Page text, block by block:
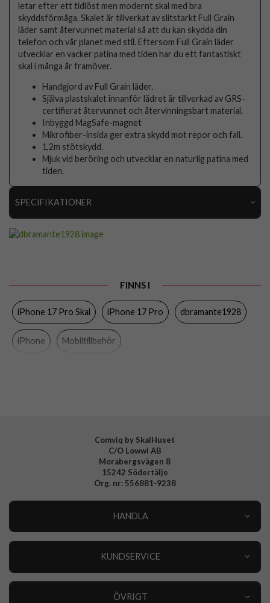
letar efter ett tidlöst men modernt skal med bra
skyddsförmåga. Skalet är tillverkat av slitstarkt Full Grain
läder samt återvunnet material så att du kan skydda din
telefon och vår planet med stil. Eftersom Full Grain läder
utvecklar en vacker patina med tiden har du ett fantastiskt
skal i många år framöver.
Handgjord av Full Grain läder.
Själva plastskalet innanför lädret är tillverkad av GRS-
certifierat återvunnet och återvinningsbart material.
Inbyggd MagSafe-magnet
Mikrofiber-insida ger extra skydd mot repor och fall.
1,2m stötskydd.
Mjuk vid beröring och utvecklar en naturlig patina med
tiden.
SPECIFIKATIONER
Färg Svart
Material
FINNS I
iPhone 17 Pro Skal iPhone 17 Pro dbramante1928
iPhone Mobiltillbehör
Comviq by SkalHuset
C/O Lowwi AB
Morabergsvägen 8
15242 Södertälje
Org. nr: 556881-9238
HANDLA
KUNDSERVICE
ÖVRIGT